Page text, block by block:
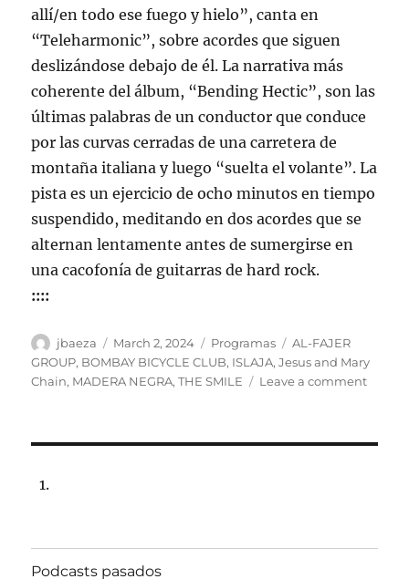
allí/en todo ese fuego y hielo”, canta en
“Teleharmonic”, sobre acordes que siguen
deslizándose debajo de él. La narrativa más
coherente del álbum, “Bending Hectic”, son las
últimas palabras de un conductor que conduce
por las curvas cerradas de una carretera de
montaña italiana y luego “suelta el volante”. La
pista es un ejercicio de ocho minutos en tiempo
suspendido, meditando en dos acordes que se
alternan lentamente antes de sumergirse en
una cacofonía de guitarras de hard rock.
::::
Author
jbaeza
Posted
on
March 2, 2024 Categories
Programas Tags
AL-FAJER
GROUP, BOMBAY BICYCLE CLUB, ISLAJA,Jesus and Mary
Chain, MADERA NEGRA,THE SMILE Leave a commenton
hrs
Podcasts pasados